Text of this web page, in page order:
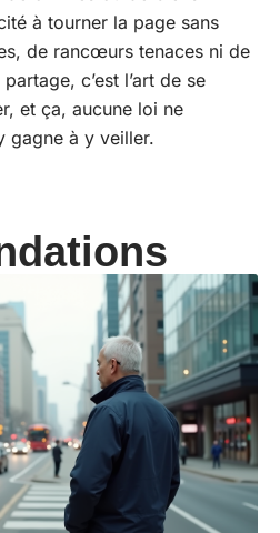
à tourner la page sans
de rancœurs tenaces ni de
c’est l’art de se
et ça, aucune loi ne
gagne à y veiller.